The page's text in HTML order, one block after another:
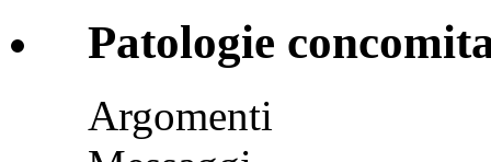
Patologie
Argomenti